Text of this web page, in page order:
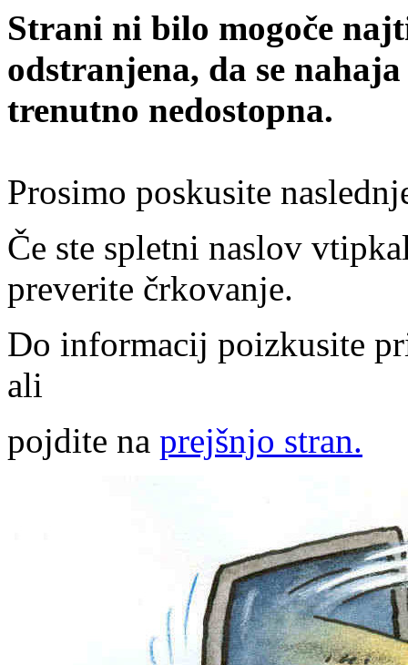
Strani ni bilo mogoče
odstranjena, da se
trenutno nedostopna.
Prosimo poskusite
Če ste spletni naslov
preverite črkovanje.
Do informacij poizkusite
ali
pojdite na prejšnjo stran.